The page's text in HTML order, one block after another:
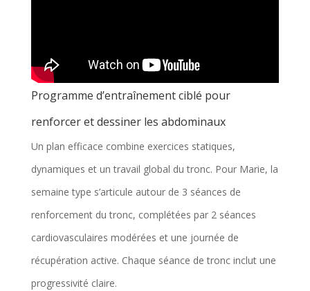
Programme d’entraînement ciblé pour
renforcer et dessiner les abdominaux
Un plan efficace combine exercices statiques,
dynamiques et un travail global du tronc. Pour Marie, la
semaine type s’articule autour de 3 séances de
renforcement du tronc, complétées par 2 séances
cardiovasculaires modérées et une journée de
récupération active. Chaque séance de tronc inclut une
progressivité claire.